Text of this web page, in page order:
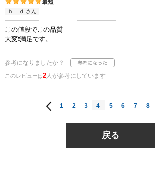
最短
ｈｉｄ さん
この値段でこの品質
大変❗満足です。
参考になりましたか？
このレビューは2人が参考にしています
1 2 3 4 5 6 7 8
戻る